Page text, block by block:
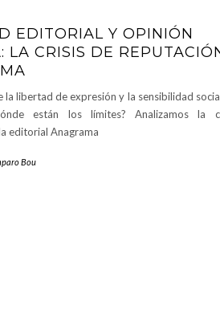
EDITORIAL Y OPINIÓN
LA CRISIS DE
la libertad de expresión y la sensibilidad
están los límites? Analizamos la
editorial Anagrama
Bou